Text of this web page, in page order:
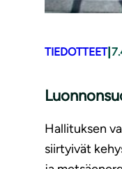
TIEDOTTEET|
Hallituksen
siirtyivät